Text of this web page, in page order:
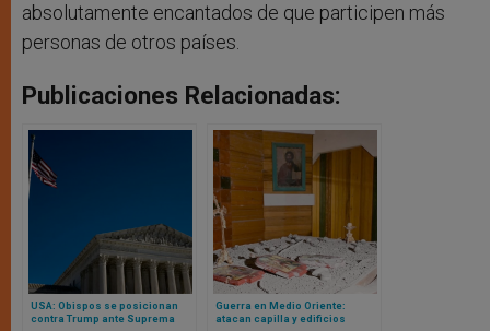
absolutamente encantados de que participen más
personas de otros países.
Publicaciones Relacionadas:
USA: Obispos se posicionan
contra Trump ante Suprema
Guerra en Medio Oriente:
atacan capilla y edificios